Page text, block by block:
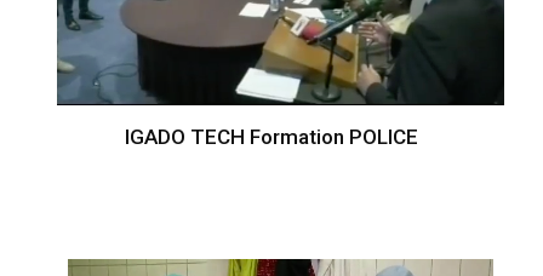
IGADO TECH Formation POLICE